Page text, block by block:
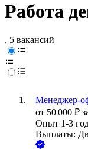
Работа
, 5 вакансий
Менеджер-
от 50 000 ₽
Опыт 1-3
Выплаты: